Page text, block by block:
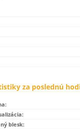
za poslednú
blesk: